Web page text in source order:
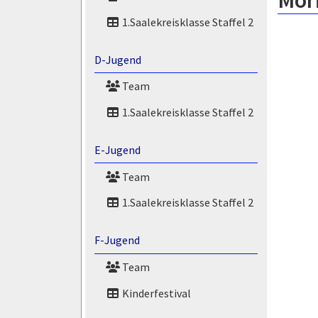
1.Saalekreisklasse Staffel 2
D-Jugend
Team
1.Saalekreisklasse Staffel 2
E-Jugend
Team
1.Saalekreisklasse Staffel 2
F-Jugend
Team
Kinderfestival